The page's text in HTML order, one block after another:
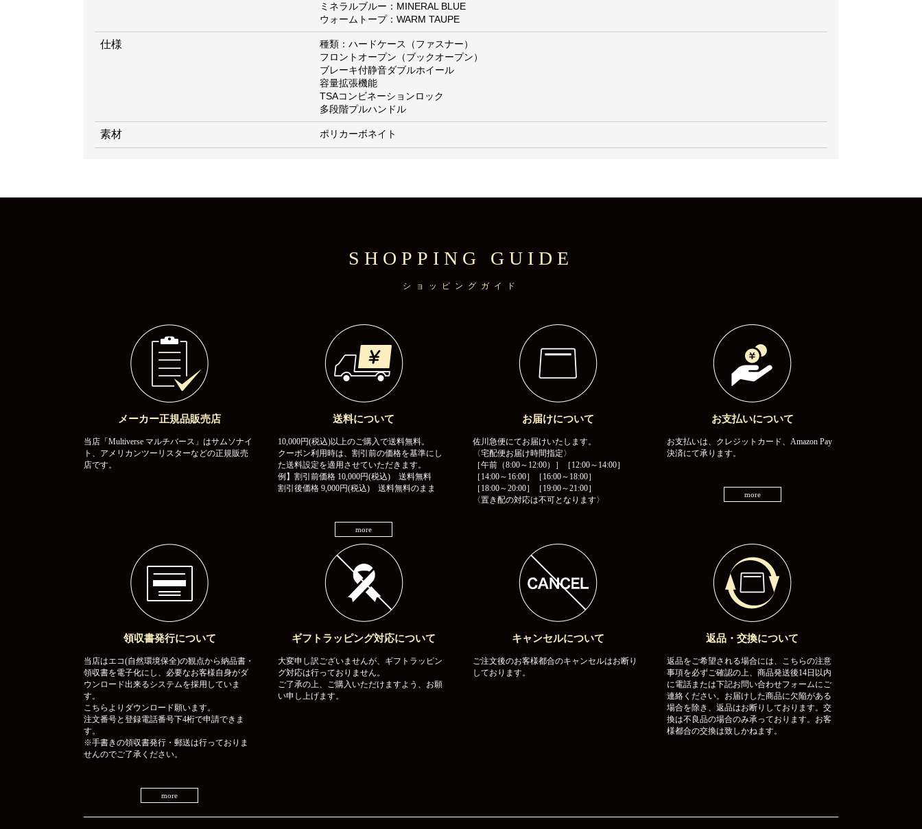
ミネラルブルー：MINERAL BLUE
ウォームトープ：WARM TAUPE
仕様
種類：ハードケース（ファスナー）
フロントオープン（ブックオープン）
ブレーキ付静音ダブルホイール
容量拡張機能
TSAコンビネーションロック
多段階プルハンドル
素材 ポリカーボネイト
SHOPPING GUIDE
ショッピングガイド
メーカー正規品販売店
当店「Multiverse マルチバース」はサムソナイ
ト、アメリカンツーリスターなどの正規販売
店です。
送料について
10,000円(税込)以上のご購入で送料無料。
クーポン利用時は、割引前の価格を基準にし
た送料設定を適用させていただきます。
例】割引前価格 10,000円(税込) 送料無料
割引後価格 9,000円(税込) 送料無料のまま
more
お届けについて
佐川急便にてお届けいたします。
〈宅配便お届け時間指定〉
［午前（8:00～12:00）］［12:00～14:00］
［14:00～16:00］［16:00～18:00］
［18:00～20:00］［19:00～21:00］
〈置き配の対応は不可となります〉
お支払いについて
お支払いは、クレジットカード、Amazon Pay
決済にて承ります。
more
領収書発行について
当店はエコ(自然環境保全)の観点から納品書・
領収書を電子化にし、必要なお客様自身がダ
ウンロード出来るシステムを採用していま
す。
こちらよりダウンロード願います。
注文番号と登録電話番号下4桁で申請できま
す。
※手書きの領収書発行・郵送は行っておりま
せんのでご了承ください。
more
ギフトラッピング対応について
大変申し訳ございませんが、ギフトラッピン
グ対応は行っておりません。
ご了承の上、ご購入いただけますよう、お願
い申し上げます。
キャンセルについて
ご注文後のお客様都合のキャンセルはお断り
しております。
返品・交換について
返品をご希望される場合には、こちらの注意
事項を必ずご確認の上、商品発送後14日以内
に電話または下記お問い合わせフォームにご
連絡ください。お届けした商品に欠陥がある
場合を除き、返品はお断りしております。交
換は不良品の場合のみ承っております。お客
様都合の交換は致しかねます。